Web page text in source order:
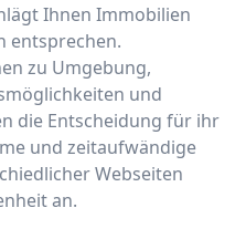
Ihnen Immobilien
entsprechen.
zu Umgebung,
und
die Entscheidung für ihr
und zeitaufwändige
Webseiten
an.